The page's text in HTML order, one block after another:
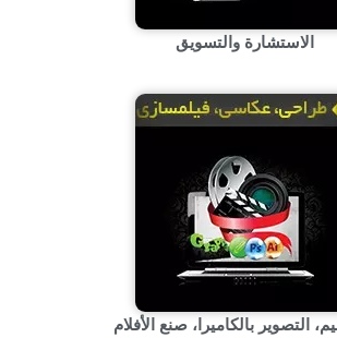
الاستشارة والتسویق
التصویر بالکامیرا، صنع الأفلام